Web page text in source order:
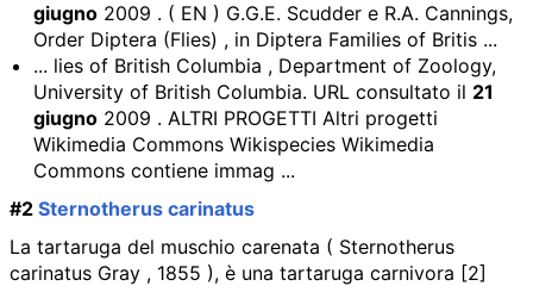
giugno 2009 . ( EN ) G.G.E. Scudder e R.A. Cannings,
Order Diptera (Flies) , in Diptera Families of Britis ...
... lies of British Columbia , Department of Zoology,
University of British Columbia. URL consultato il 21
giugno 2009 . ALTRI PROGETTI Altri progetti
Wikimedia Commons Wikispecies Wikimedia
Commons contiene immag ...
#2 Sternotherus carinatus
La tartaruga del muschio carenata ( Sternotherus
carinatus Gray , 1855 ), è una tartaruga carnivora [2]